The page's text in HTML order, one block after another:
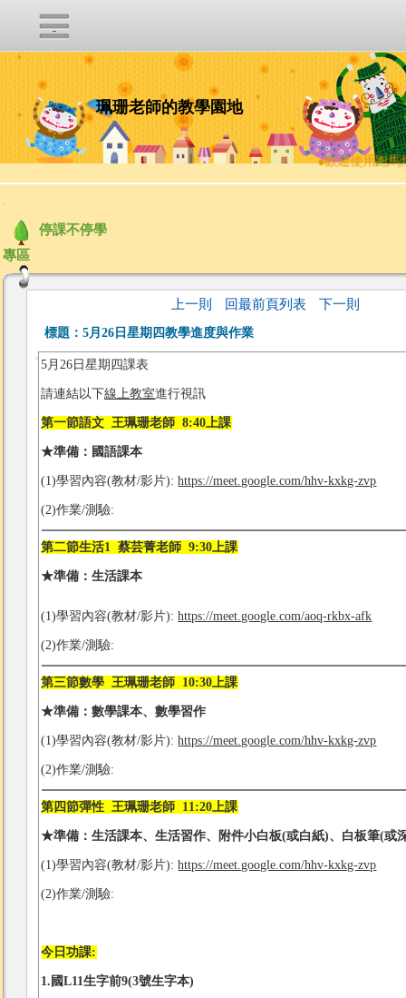
珮珊老師的教學園地
●歡迎使用跑馬
停課不停學
專區
上一則 回最前頁列表 下一則
標題：5月26日星期四教學進度與作業
5月26日星期四課表
請連結以下線上教室進行視訊
第一節語文 王珮珊老師 8:40上課
★準備：國語課本
(1)學習內容(教材/影片):https://meet.google.com/hhv-kxkg-zvp
(2)作業/測驗:
第二節生活1 蔡芸菁老師 9:30上課
★準備：生活課本
(1)學習內容(教材/影片):https://meet.google.com/aoq-rkbx-afk
(2)作業/測驗:
第三節數學 王珮珊老師 10:30上課
★準備：數學課本、數學習作
(1)學習內容(教材/影片):https://meet.google.com/hhv-kxkg-zvp
(2)作業/測驗:
第四節彈性 王珮珊老師 11:20上課
★準備：生活課本、生活習作、附件小白板(或白紙)、白板筆(或
(1)學習內容(教材/影片):https://meet.google.com/hhv-kxkg-zvp
(2)作業/測驗:
今日功課:
1.國L11生字前9(3號生字本)